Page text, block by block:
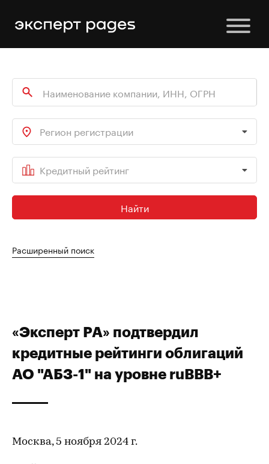
Регион регистрации
Кредитный рейтинг
Найти
Расширенный поиск
«Эксперт РА» подтвердил
кредитные рейтинги облигаций
АО "АБЗ-1" на уровне ruBBB+
Москва, 5 ноября 2024 г.